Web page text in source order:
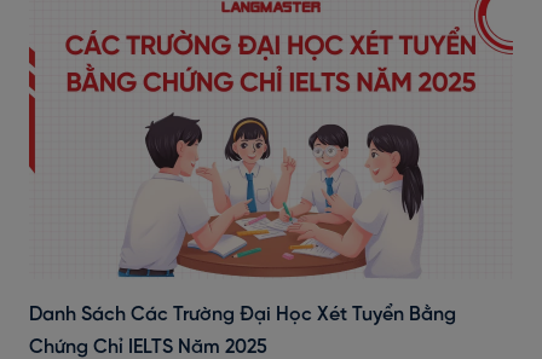
Danh Sách Các Trường Đại Học Xét Tuyển Bằng
Chứng Chỉ IELTS Năm 2025